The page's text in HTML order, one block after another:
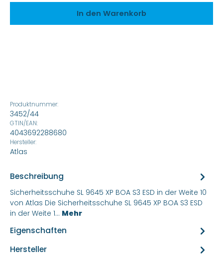
In den Warenkorb
Produktnummer:
3452/44
GTIN/EAN:
4043692288680
Hersteller:
Atlas
Beschreibung
Sicherheitsschuhe SL 9645 XP BOA S3 ESD in der Weite 10
von Atlas Die Sicherheitsschuhe SL 9645 XP BOA S3 ESD
in der Weite 1… Mehr
Eigenschaften
Hersteller